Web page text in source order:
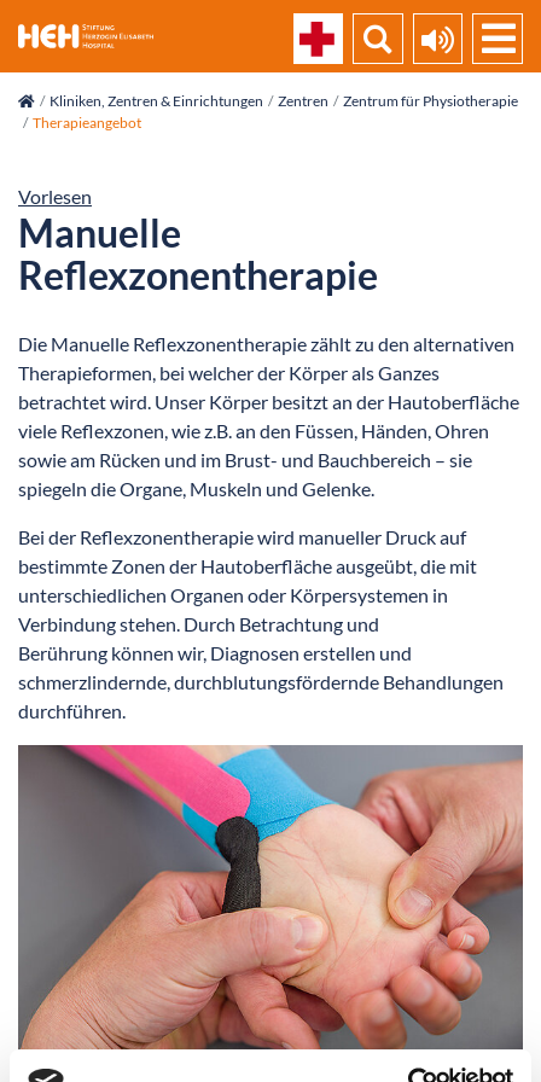
Kliniken, Zentren & Einrichtungen Zentren
Zentrum für Physiotherapie
Therapieangebot
Vorlesen
Manuelle
Reflexzonentherapie
Die Manuelle Reflexzonentherapie zählt zu den alternativen
Therapieformen, bei welcher der Körper als Ganzes
betrachtet wird. Unser Körper besitzt an der Hautoberfläche
viele Reflexzonen, wie z.B. an den Füssen, Händen, Ohren
sowie am Rücken und im Brust- und Bauchbereich – sie
spiegeln die Organe, Muskeln und Gelenke.
Bei der Reflexzonentherapie wird manueller Druck auf
bestimmte Zonen der Hautoberfläche ausgeübt, die mit
unterschiedlichen Organen oder Körpersystemen in
Verbindung stehen. Durch Betrachtung und
Berührung können wir, Diagnosen erstellen und
schmerzlindernde, durchblutungsfördernde Behandlungen
durchführen.